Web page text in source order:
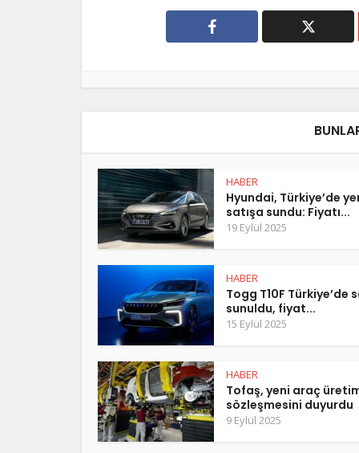
HABER
Hyundai, Türkiye’de
satışa sundu: Fiyatı...
19 Eylül 2025
HABER
Togg T10F Türkiye’de
sunuldu, fiyat...
15 Eylül 2025
HABER
Tofaş, yeni araç
sözleşmesini duyurdu
9 Eylül 2025